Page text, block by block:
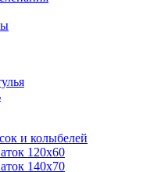
и колыбелей
120х60
140х70